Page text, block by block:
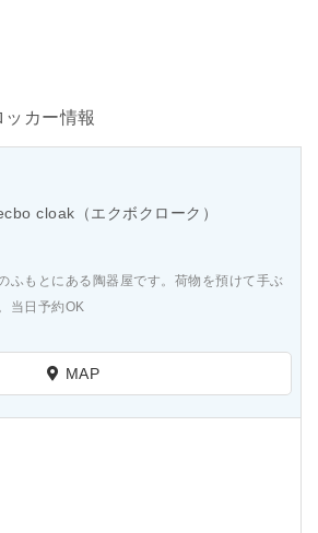
カー情報
cloak（エクボクローク）
ふもとにある陶器屋です。荷物を預けて手ぶ
当日予約OK
MAP